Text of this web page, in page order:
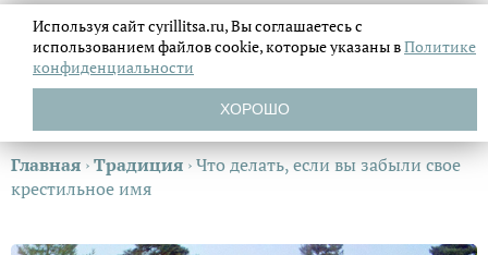
Главная ›Традиция ›Что делать, если вы забыли свое
крестильное имя
Используя сайт cyrillitsa.ru, Вы соглашаетесь с
использованием файловcookie, которые указаны вПолитике
конфиденциальности
ХОРОШО